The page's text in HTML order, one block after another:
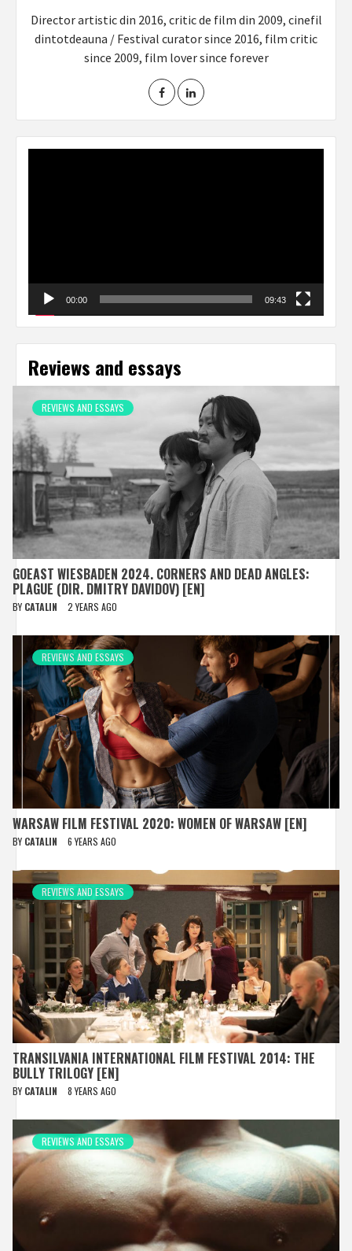
Director artistic din 2016, critic de film din 2009, cinefil
dintotdeauna / Festival curator since 2016, film critic
since 2009, film lover since forever
00:00 09:43
Reviews and essays
REVIEWS AND ESSAYS
GOEAST WIESBADEN 2024. CORNERS AND DEAD ANGLES:
PLAGUE (DIR. DMITRY DAVIDOV) [EN]
BY CATALIN 2 YEARS AGO
REVIEWS AND ESSAYS
WARSAW FILM FESTIVAL 2020: WOMEN OF WARSAW [EN]
BY CATALIN 6 YEARS AGO
REVIEWS AND ESSAYS
TRANSILVANIA INTERNATIONAL FILM FESTIVAL 2014: THE
BULLY TRILOGY [EN]
BY CATALIN 8 YEARS AGO
REVIEWS AND ESSAYS